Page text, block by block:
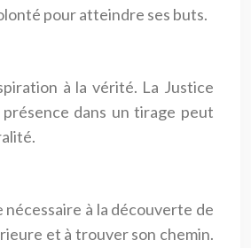
pour atteindre ses buts.
à la vérité. La Justice
dans un tirage peut
à la découverte de
et à trouver son chemin.